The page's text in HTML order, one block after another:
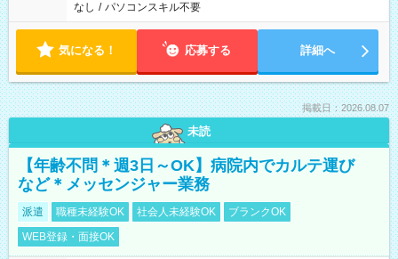
なし / パソコンスキル不要
気になる！ 応募する 詳細へ
掲載日：2026.08.07
未読
【年齢不問＊週3日～OK】病院内でカルテ運び
など＊メッセンジャー業務
派遣 職種未経験OK 社会人未経験OK
ブランクOK
WEB登録・面接OK